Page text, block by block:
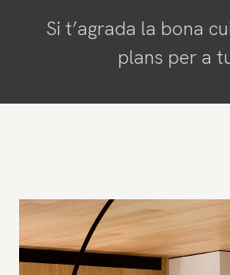
Si t’agrada la bona
plans per a